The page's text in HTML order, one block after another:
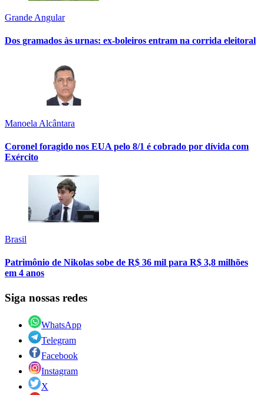
Grande Angular
Dos gramados às urnas: ex-boleiros entram na corrida eleitoral
Manoela Alcântara
Coronel foragido nos EUA pelo 8/1 é cobrado por dívida com
Exército
Brasil
Patrimônio de Nikolas sobe de R$ 36 mil para R$ 3,8 milhões
em 4 anos
Siga nossas redes
WhatsApp
Telegram
Facebook
Instagram
X